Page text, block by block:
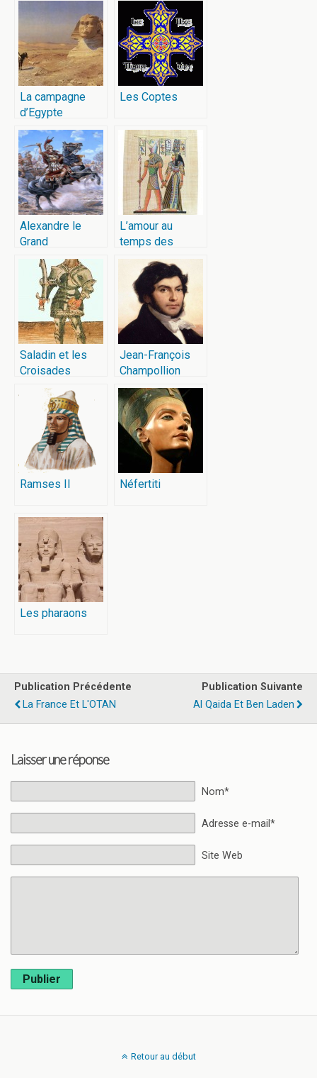
La campagne
d’Egypte
Les Coptes
Alexandre le
Grand
L’amour au
temps des
pharaons
Saladin et les
Croisades
Jean-François
Champollion
Ramses II Néfertiti
Les pharaons
Publication Précédente
La France Et L'OTAN
Publication Suivante
Al Qaida Et Ben Laden
Laisser une réponse
Nom*
Adresse e-mail*
Site Web
Publier
Retour au début